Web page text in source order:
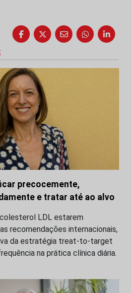
precocemente,
e tratar até ao alvo
LDL estarem
recomendações internacionais,
da estratégia treat-to-target
na prática clínica diária.